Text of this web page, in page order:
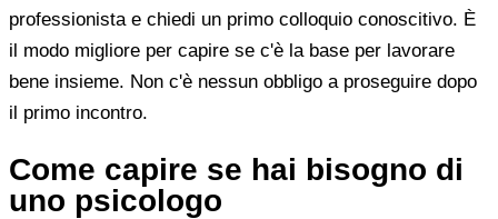
professionista e chiedi un primo colloquio conoscitivo. È
il modo migliore per capire se c'è la base per lavorare
bene insieme. Non c'è nessun obbligo a proseguire dopo
il primo incontro.
Come capire se hai bisogno di
uno psicologo